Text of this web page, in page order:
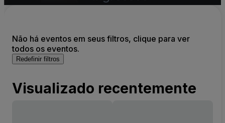
Não há eventos em seus filtros, clique para ver
todos os eventos.
Redefinir filtros
Visualizado recentemente